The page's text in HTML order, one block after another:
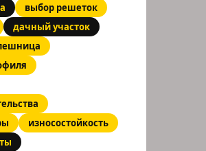
выбор решеток
дачный участок
износостойкость